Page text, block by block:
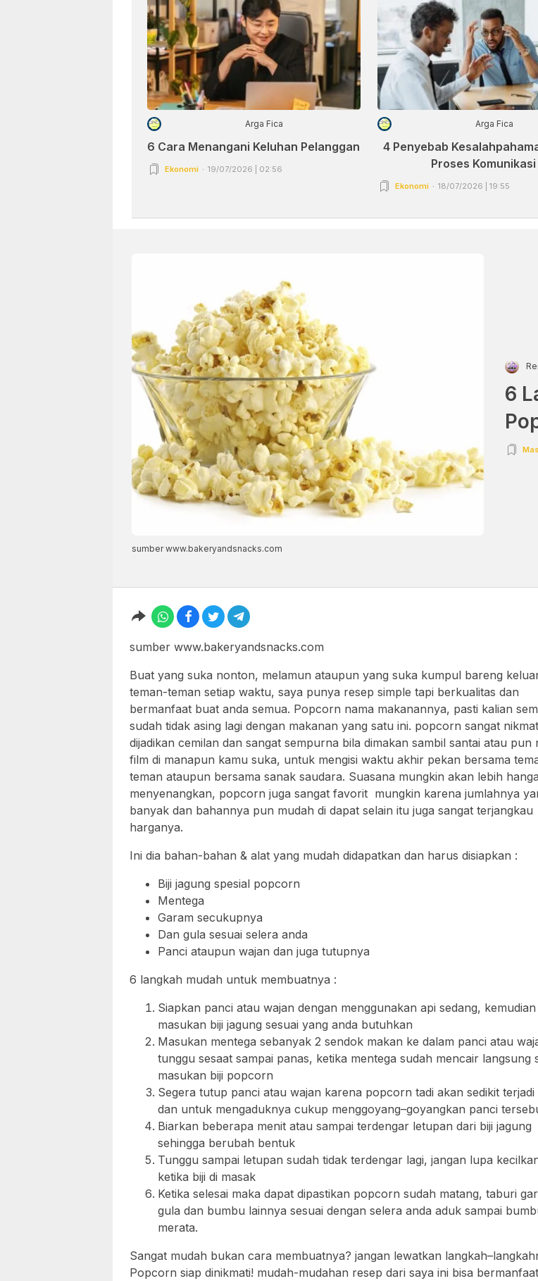
Arga Fica
6 Cara Menangani Keluhan Pelanggan
Ekonomi 19/07/2026 | 02:56
Arga Fica
4 Penyebab
Proses Komunikasi
Ekonomi 18/07/2026 | 19:55
sumber www.bakeryandsnacks.com
6
sumber www.bakeryandsnacks.com
Buat yang suka nonton, melamun ataupun yang suka kumpul bareng
teman-teman setiap waktu, saya punya resep simple tapi berkualitas dan
bermanfaat buat anda semua. Popcorn nama makanannya, pasti kalian
sudah tidak asing lagi dengan makanan yang satu ini. popcorn sangat nikmat
dijadikan cemilan dan sangat sempurna bila dimakan sambil santai atau pun
film di manapun kamu suka, untuk mengisi waktu akhir pekan bersama
teman ataupun bersama sanak saudara. Suasana mungkin akan lebih
menyenangkan, popcorn juga sangat favorit mungkin karena jumlahnya
banyak dan bahannya pun mudah di dapat selain itu juga sangat terjangkau
harganya.
Ini dia bahan-bahan & alat yang mudah didapatkan dan harus disiapkan :
Biji jagung spesial popcorn
Mentega
Garam secukupnya
Dan gula sesuai selera anda
Panci ataupun wajan dan juga tutupnya
6 langkah mudah untuk membuatnya :
Siapkan panci atau wajan dengan menggunakan api sedang, kemudian
masukan biji jagung sesuai yang anda butuhkan
Masukan mentega sebanyak 2 sendok makan ke dalam panci atau
tunggu sesaat sampai panas, ketika mentega sudah mencair langsung
masukan biji popcorn
Segera tutup panci atau wajan karena popcorn tadi akan sedikit terjadi
dan untuk mengaduknya cukup menggoyang–goyangkan panci
Biarkan beberapa menit atau sampai terdengar letupan dari biji jagung
sehingga berubah bentuk
Tunggu sampai letupan sudah tidak terdengar lagi, jangan lupa
ketika biji di masak
Ketika selesai maka dapat dipastikan popcorn sudah matang, taburi
gula dan bumbu lainnya sesuai dengan selera anda aduk sampai
merata.
Sangat mudah bukan cara membuatnya? jangan lewatkan
Popcorn siap dinikmati! mudah-mudahan resep dari saya ini bisa